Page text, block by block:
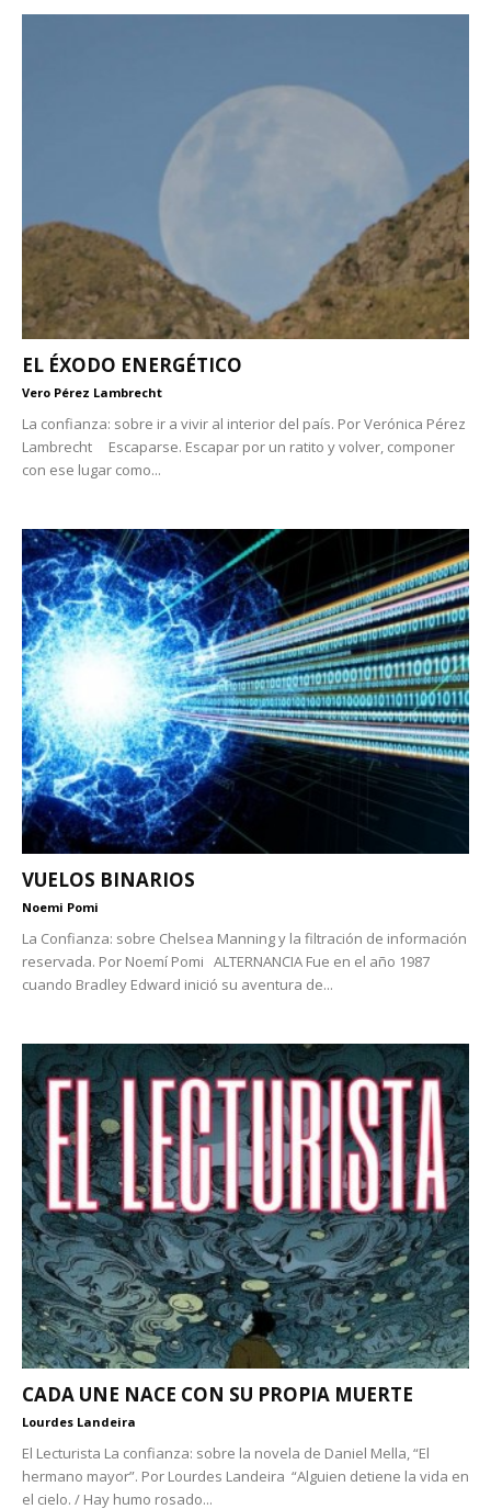
EL ÉXODO ENERGÉTICO
Vero Pérez Lambrecht
La confianza: sobre ir a vivir al interior del país. Por Verónica Pérez
Lambrecht Escaparse. Escapar por un ratito y volver, componer
con ese lugar como...
VUELOS BINARIOS
Noemi Pomi
La Confianza: sobre Chelsea Manning y la filtración de información
reservada. Por Noemí Pomi ALTERNANCIA Fue en el año 1987
cuando Bradley Edward inició su aventura de...
CADA UNE NACE CON SU PROPIA MUERTE
Lourdes Landeira
El Lecturista La confianza: sobre la novela de Daniel Mella, “El
hermano mayor”. Por Lourdes Landeira “Alguien detiene la vida en
el cielo. / Hay humo rosado...